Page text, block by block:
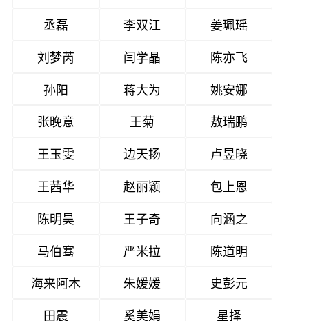
丞磊
李双江
姜珮瑶
刘梦芮
闫学晶
陈亦飞
孙阳
蒋大为
姚安娜
张晚意
王菊
敖瑞鹏
王玉雯
边天扬
卢昱晓
王茜华
赵丽颖
包上恩
陈明昊
王子奇
向涵之
马伯骞
严米拉
陈道明
海来阿木
朱媛媛
史彭元
田震
奚美娟 星择